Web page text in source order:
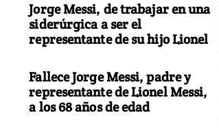
Jorge Messi, de trabajar en una
siderúrgica a ser el
representante de su hijo Lionel
Fallece Jorge Messi, padre y
representante de Lionel Messi,
a los 68 años de edad